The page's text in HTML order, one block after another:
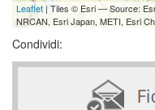
Leaflet | Tiles © Esri — Source:
NRCAN, Esri Japan, METI, Esri
Condividi: